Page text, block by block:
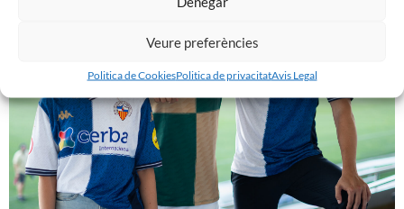
Veure preferències
Politica de CookiesPolitica de privacitatAvis Legal
𝑽𝒆𝒏𝒊𝒎 𝒅’𝒖𝒏𝒂 𝒈𝒓𝒂𝒏 𝒃𝒂𝒕𝒂𝒍𝒍𝒂…𝒊 𝒂𝒏𝒆𝒎 𝒂 𝒑𝒆𝒓 𝒍𝒂 𝒔𝒆𝒈𝒖̈𝒆𝒏𝒕